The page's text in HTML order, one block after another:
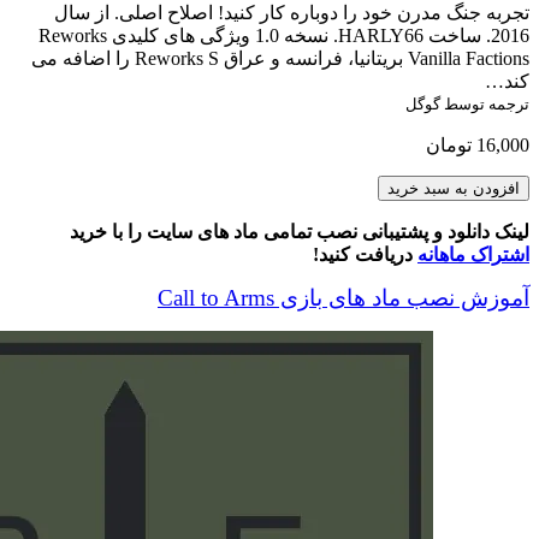
تجربه جنگ مدرن خود را دوباره کار کنید! اصلاح اصلی. از سال
2016. ساخت HARLY66. نسخه 1.0 ویژگی های کلیدی Reworks
Vanilla Factions بریتانیا، فرانسه و عراق Reworks S را اضافه می
کند…
ترجمه توسط گوگل
16,000 تومان
Reworked
Factions
v1.34
عدد
افزودن به سبد خرید
لینک دانلود و پشتیبانی نصب تمامی ماد های سایت را با خرید
اشتراک ماهانه دریافت کنید!
آموزش نصب ماد های بازی Call to Arms